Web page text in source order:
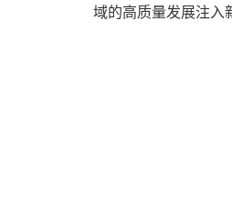
域的高质量发展注入